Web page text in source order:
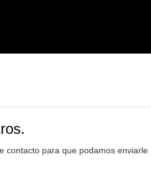
para que podamos